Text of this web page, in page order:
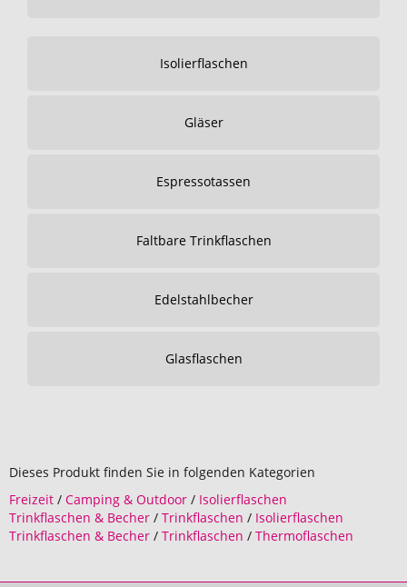
Isolierflaschen
Gläser
Espressotassen
Faltbare Trinkflaschen
Edelstahlbecher
Glasflaschen
Dieses Produkt finden Sie in folgenden Kategorien
Freizeit / Camping & Outdoor / Isolierflaschen
Trinkflaschen & Becher / Trinkflaschen / Isolierflaschen
Trinkflaschen & Becher / Trinkflaschen / Thermoflaschen